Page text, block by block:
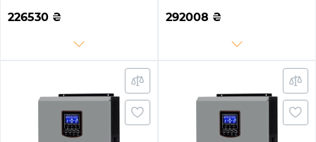
220/380V Трехфазный
226530 ₴
MPPT Wi-Fi 220/380V
Трехфазный
292008 ₴